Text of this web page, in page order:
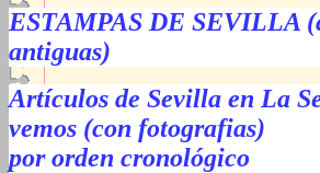
ESTAMPAS DE SEVILLA
antiguas)
Artículos de Sevilla en La
vemos (con fotografias)
por orden cronológico